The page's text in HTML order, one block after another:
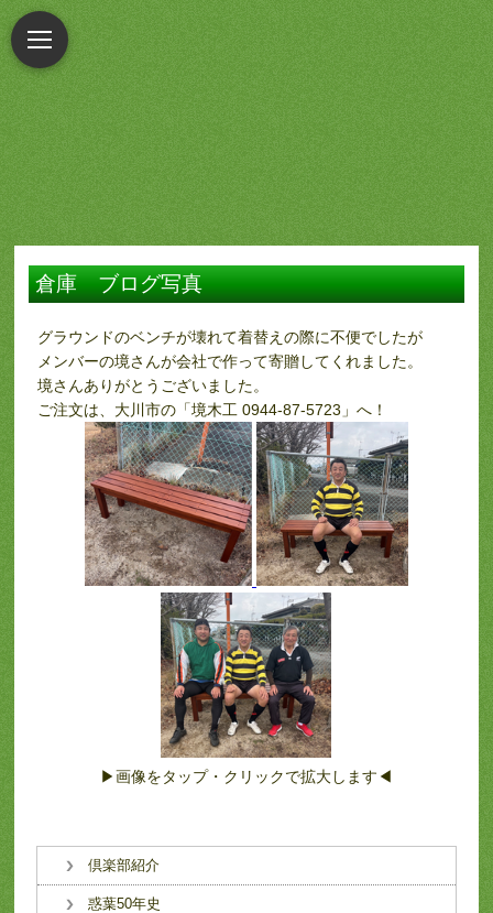
倉庫 ブログ写真
グラウンドのベンチが壊れて着替えの際に不便でしたが
メンバーの境さんが会社で作って寄贈してくれました。
境さんありがとうございました。
ご注文は、大川市の「境木工 0944-87-5723」へ！
▶画像をタップ・クリックで拡大します◀
倶楽部紹介
惑葉50年史